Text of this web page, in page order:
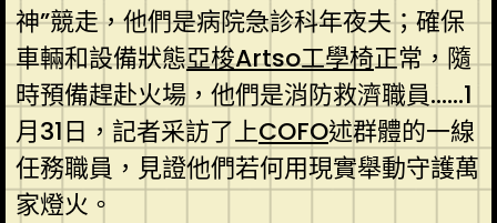
神”競走，他們是病院急診科年夜夫；確保
車輛和設備狀態亞梭Artso工學椅正常，隨
時預備趕赴火場，他們是消防救濟職員……1
月31日，記者采訪了上COFO述群體的一線
任務職員，見證他們若何用現實舉動守護萬
家燈火。